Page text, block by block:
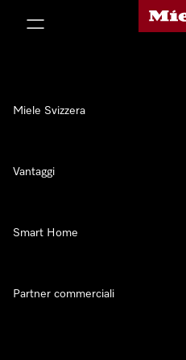
Miele Svizzera
Vantaggi
Smart Home
Partner commerciali